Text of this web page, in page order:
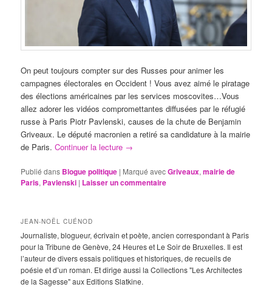
On peut toujours compter sur des Russes pour animer les
campagnes électorales en Occident ! Vous avez aimé le piratage
des élections américaines par les services moscovites…Vous
allez adorer les vidéos compromettantes diffusées par le réfugié
russe à Paris Piotr Pavlenski, causes de la chute de Benjamin
Griveaux. Le député macronien a retiré sa candidature à la mairie
de Paris.Continuer la lecture →
Publié dans Blogue politique | Marqué avecGriveaux,mairie de
Paris, Pavlenski | Laisser un commentaire
JEAN-NOËL CUÉNOD
Journaliste, blogueur, écrivain et poète, ancien correspondant à Paris
pour la Tribune de Genève, 24 Heures et Le Soir de Bruxelles. Il est
l’auteur de divers essais politiques et historiques, de recueils de
poésie et d’un roman. Et dirige aussi la Collections "Les Architectes
de la Sagesse" aux Editions Slatkine.